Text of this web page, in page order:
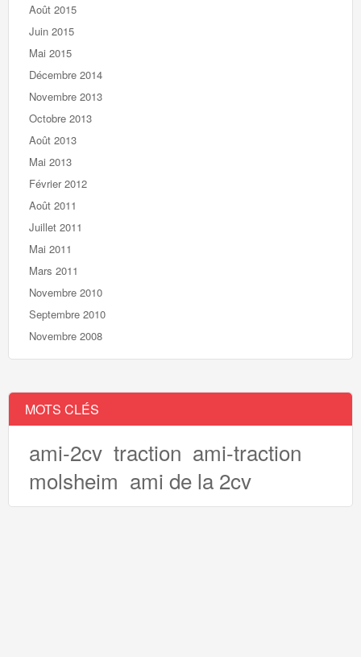
Août 2015
Juin 2015
Mai 2015
Décembre 2014
Novembre 2013
Octobre 2013
Août 2013
Mai 2013
Février 2012
Août 2011
Juillet 2011
Mai 2011
Mars 2011
Novembre 2010
Septembre 2010
Novembre 2008
MOTS CLÉS
ami-2cv traction ami-traction
molsheim ami de la 2cv